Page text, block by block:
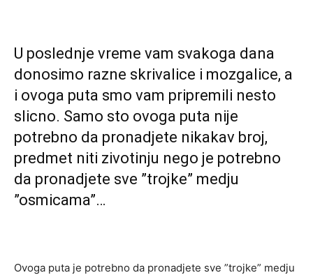
U poslednje vreme vam svakoga dana
donosimo razne skrivalice i mozgalice, a
i ovoga puta smo vam pripremili nesto
slicno. Samo sto ovoga puta nije
potrebno da pronadjete nikakav broj,
predmet niti zivotinju nego je potrebno
da pronadjete sve ”trojke” medju
”osmicama”…
Ovoga puta je potrebno da pronadjete sve ”trojke” medju